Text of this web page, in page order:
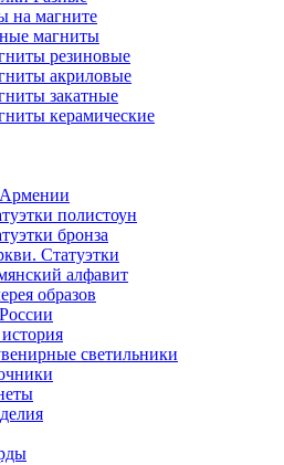
на магните
магниты
резиновые
акриловые
закатные
керамические
полистоун
бронза
Статуэтки
алфавит
образов
светильники